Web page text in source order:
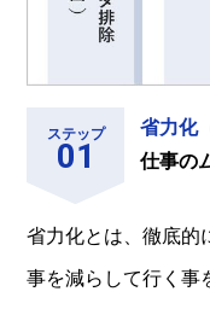
ステップ
省力化
仕事の
省力化とは、徹底的
事を減らして行く事